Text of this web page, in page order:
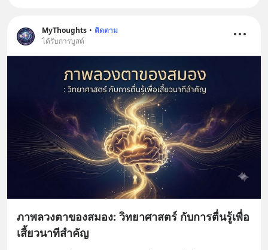
MyThoughts • ติดตาม
ได้รับการบูสต์
ภาพลวงตาของสมอง: วิทยาศาสตร์ กับการตื่นรู้เพื่อ
เสี้ยวนาทีสำคัญ